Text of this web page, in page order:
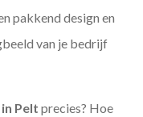
pakkend design en
van je bedrijf
Pelt precies? Hoe